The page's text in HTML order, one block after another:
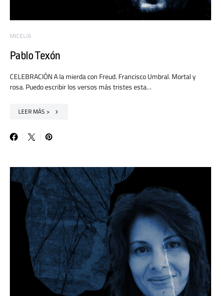
MICELIA
Pablo Texón
CELEBRACIÓN A la mierda con Freud. Francisco Umbral. Mortal y
rosa. Puedo escribir los versos más tristes esta…
LEER MÁS >